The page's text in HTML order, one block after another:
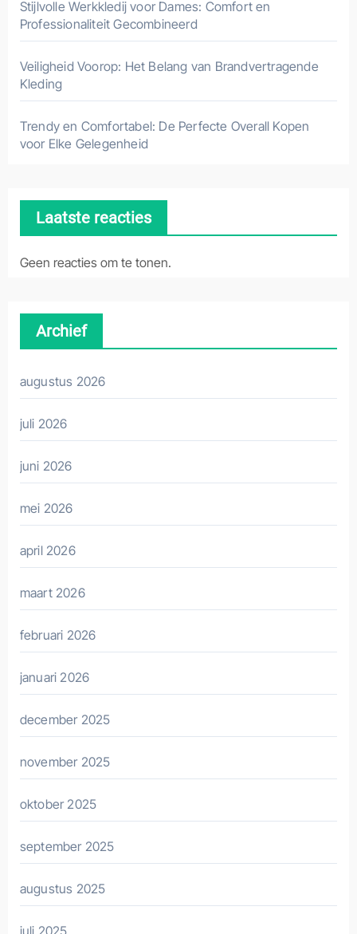
Stijlvolle Werkkledij voor Dames: Comfort en
Professionaliteit Gecombineerd
Veiligheid Voorop: Het Belang van Brandvertragende
Kleding
Trendy en Comfortabel: De Perfecte Overall Kopen
voor Elke Gelegenheid
Laatste reacties
Geen reacties om te tonen.
Archief
augustus 2026
juli 2026
juni 2026
mei 2026
april 2026
maart 2026
februari 2026
januari 2026
december 2025
november 2025
oktober 2025
september 2025
augustus 2025
juli 2025